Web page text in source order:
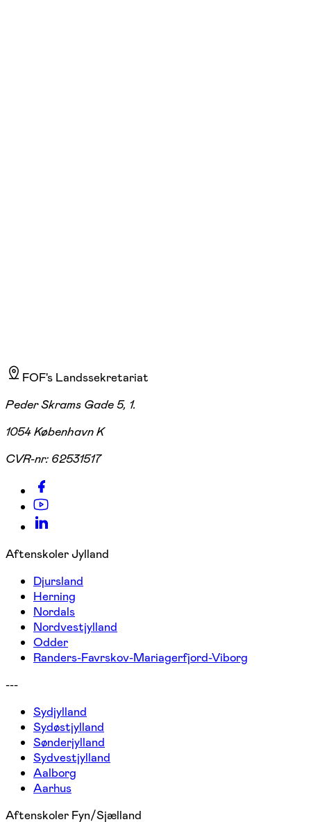
FOF's Landssekretariat
Peder Skrams Gade 5, 1.
1054 København K
CVR-nr: 62531517
Aftenskoler Jylland
Djursland
Herning
Nordals
Nordvestjylland
Odder
Randers-Favrskov-Mariagerfjord-Viborg
---
Sydjylland
Sydøstjylland
Sønderjylland
Sydvestjylland
Aalborg
Aarhus
Aftenskoler Fyn/Sjælland